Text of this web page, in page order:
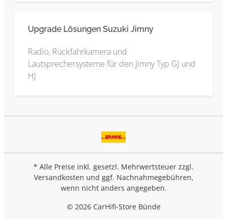
Upgrade Lösungen Suzuki Jimny
Radio, Rückfahrkamera und
Lautsprechersysteme für den Jimny Typ GJ und
HJ
* Alle Preise inkl. gesetzl. Mehrwertsteuer zzgl.
Versandkosten und ggf. Nachnahmegebühren,
wenn nicht anders angegeben.
© 2026 CarHifi-Store Bünde